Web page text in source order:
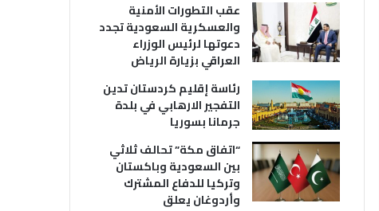
عقب التطورات الأمنية
والعسكرية السعودية تجدد
دعوتها لرئيس الوزراء
العراقي بزيارة الرياض
رئاسة إقليم كردستان تدين
التفجير الارهابي في بلدة
جرمانا بسوريا
“اتفاق مكة” تحالف ثلاثي
بين السعودية وباكستان
وتركيا للدفاع المشترك
وأردوغان يعلق